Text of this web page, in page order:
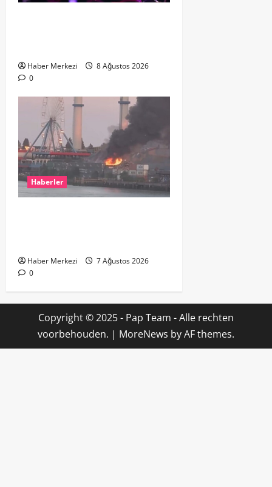
Haber Merkezi
8 Ağustos 2026
0
Haberler
Haber Merkezi
7 Ağustos 2026
0
Copyright © 2025 - Pap Team - Alle rechten
voorbehouden. | MoreNews by AF themes.